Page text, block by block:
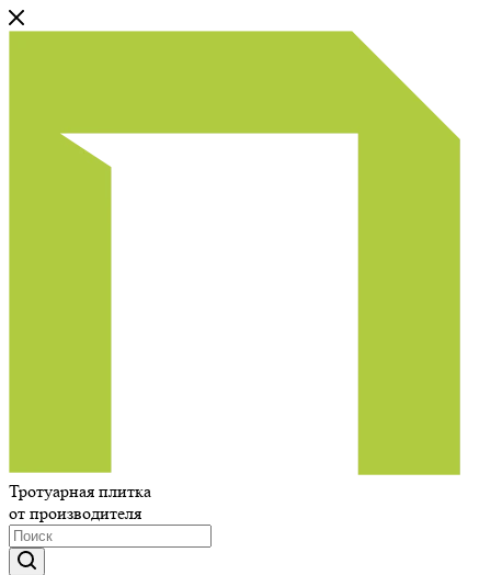
Тротуарная плитка
от производителя